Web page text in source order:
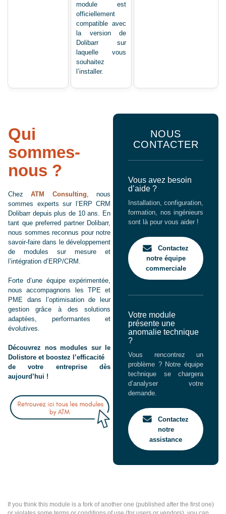
module est
officiellement
compatible avec
la version de
Dolibarr sur
laquelle vous
souhaitez
l’installer.
Qui
sommes-
nous ?
ChezATM Consulting, nous
sommes experts sur l’ERP CRM
Dolibarr depuis plus de 10 ans. En
tant que preferred partner Dolibarr,
nous sommes reconnus pour notre
savoir-faire dans le développement
de modules sur mesure et
l’intégration d’ERP/CRM.
Forte d’une équipe expérimentée,
nous accompagnons les TPE et
PME dans l’optimisation de leur
gestion grâce à des solutions
adaptées, performantes et
évolutives.
Découvrez nos modules sur le
Dolistore et boostez l’efficacité
de votre entreprise dès
aujourd’hui !
NOUS
CONTACTER
Vous avez besoin
d’aide ?
Installation, configuration,
formation, nos ingénieurs
sont là pour vous aider !
Contactez
notre équipe
commerciale
Votre module
présente une
anomalie technique
?
Vous rencontrez un
problème ? Notre équipe
technique se chargera
d’analyser votre
demande.
Contactez
notre
assistance
If you think this module is a fork of another one (published after the first one)